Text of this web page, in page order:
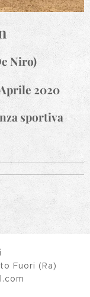
Niro)
2020
sportiva
Fuori (Ra)